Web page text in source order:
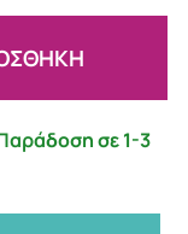
σε 1-3